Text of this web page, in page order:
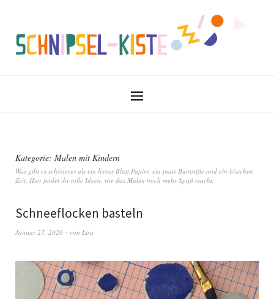
Kategorie: Malen mit Kindern
Was gibt es schöneres als ein leeres Blatt Papier, ein paar Buntstifte und ein bisschen
Zeit. Hier findet ihr tolle Ideen, wie das Malen noch mehr Spaß macht.
Schneeflocken basteln
Januar 27, 2026 von Lisa